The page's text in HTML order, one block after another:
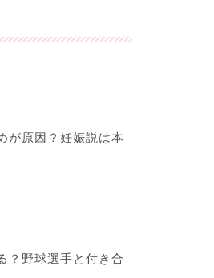
が原因？妊娠説は本
？野球選手と付き合